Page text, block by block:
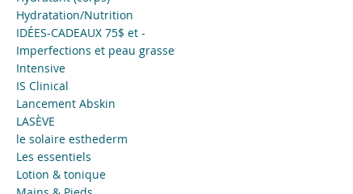
Hydratation/Nutrition
IDÉES-CADEAUX 75$ et -
Imperfections et peau grasse
Intensive
IS Clinical
Lancement Abskin
LASÈVE
le solaire esthederm
Les essentiels
Lotion & tonique